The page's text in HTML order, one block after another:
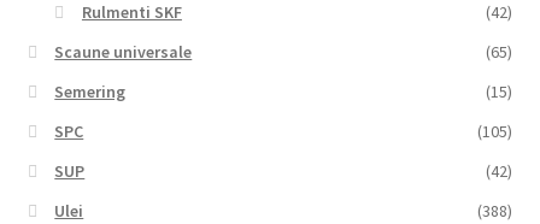
Rulmenti SKF
(42)
Scaune universale
(65)
Semering
(15)
SPC
(105)
SUP
(42)
Ulei
(388)